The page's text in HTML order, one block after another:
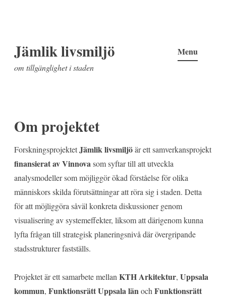
to
content
Jämlik livsmiljö
om tillgänglighet i staden
Menu
Om projektet
ForskningsprojektetJämlik livsmiljöär ett samverkansprojekt
finansierat av Vinnovasom syftar till att utveckla
analysmodeller som möjliggör ökad förståelse för olika
människors skilda förutsättningar att röra sig i staden. Detta
för att möjliggöra såväl konkreta diskussioner genom
visualisering av systemeffekter, liksom att därigenom kunna
lyfta frågan till strategisk planeringsnivå där övergripande
stadsstrukturer fastställs.
Projektet är ett samarbete mellan KTH Arkitektur, Uppsala
kommun, Funktionsrätt Uppsala länoch Funktionsrätt